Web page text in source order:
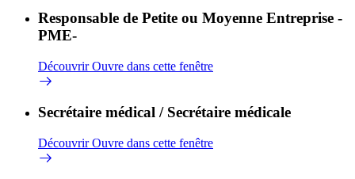
Responsable de Petite ou Moyenne Entreprise -
PME-
DécouvrirOuvre dans cette fenêtre
Secrétaire médical / Secrétaire médicale
DécouvrirOuvre dans cette fenêtre